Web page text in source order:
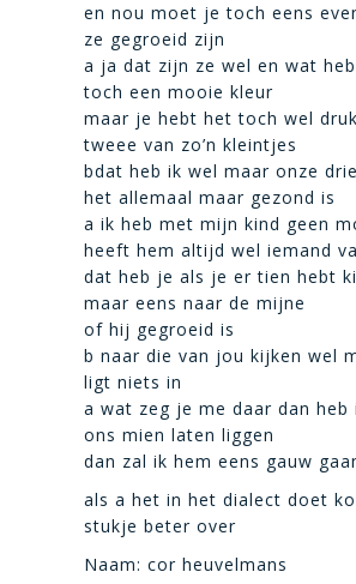
en nou moet je toch eens
ze gegroeid zijn
a ja dat zijn ze wel en wat
toch een mooie kleur
maar je hebt het toch wel
tweee van zo’n kleintjes
bdat heb ik wel maar onze
het allemaal maar gezond is
a ik heb met mijn kind geen
heeft hem altijd wel iemand
dat heb je als je er tien hebt
maar eens naar de mijne
of hij gegroeid is
b naar die van jou kijken wel
ligt niets in
a wat zeg je me daar dan heb
ons mien laten liggen
dan zal ik hem eens gauw
als a het in het dialect doet
stukje beter over
Naam: cor heuvelmans